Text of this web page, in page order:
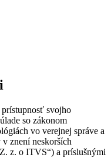
svojho
so zákonom
vo verejnej správe a
znení neskorších
z. o ITVS“) a príslušnými